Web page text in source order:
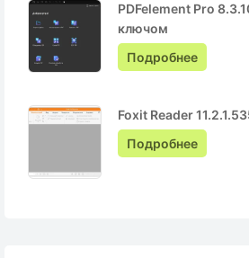
PDFelement Pro
ключом
Подробнее
Foxit Reader
Подробнее